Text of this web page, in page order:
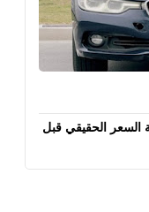
السعر الحقيقي قبل